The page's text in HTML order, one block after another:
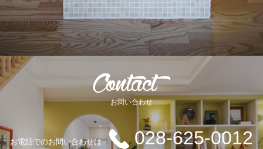
お問い合わせ
お電話でのお問い合わせは 028-625-0012